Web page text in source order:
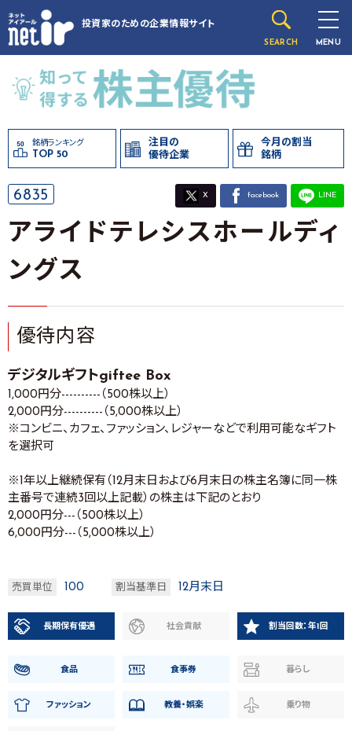
投資家のための企業情報サイト
SEARCH MENU
銘柄ランキング
TOP 50
注目の
優待企業
今月の割当
銘柄
6835 X facebook LINE
アライドテレシスホールディ
ングス
優待内容
デジタルギフトgiftee Box
1,000円分----------（500株以上）
2,000円分----------（5,000株以上）
※コンビニ、カフェ、ファッション、レジャーなどで利用可能なギフト
を選択可
※1年以上継続保有（12月末日および6月末日の株主名簿に同一株
主番号で連続3回以上記載）の株主は下記のとおり
2,000円分---（500株以上）
6,000円分---（5,000株以上）
売買単位 100 割当基準日 12月末日
長期保有優遇 社会貢献 割当回数：年1回
食品 食事券 暮らし
ファッション 教養・娯楽 乗り物